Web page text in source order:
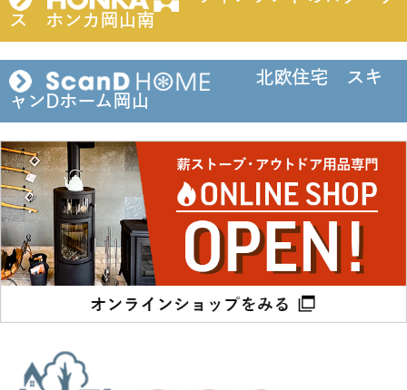
ス ホンカ岡山南
北欧住宅 スキ
ャンDホーム岡山